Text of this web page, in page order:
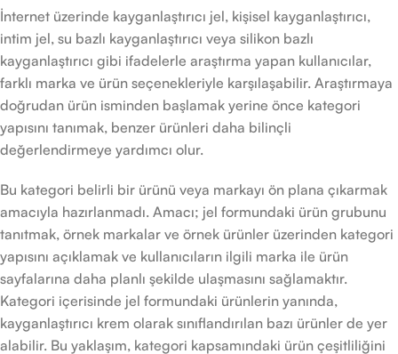
İnternet üzerinde kayganlaştırıcı jel, kişisel kayganlaştırıcı,
intim jel, su bazlı kayganlaştırıcı veya silikon bazlı
kayganlaştırıcı gibi ifadelerle araştırma yapan kullanıcılar,
farklı marka ve ürün seçenekleriyle karşılaşabilir. Araştırmaya
doğrudan ürün isminden başlamak yerine önce kategori
yapısını tanımak, benzer ürünleri daha bilinçli
değerlendirmeye yardımcı olur.
Bu kategori belirli bir ürünü veya markayı ön plana çıkarmak
amacıyla hazırlanmadı. Amacı; jel formundaki ürün grubunu
tanıtmak, örnek markalar ve örnek ürünler üzerinden kategori
yapısını açıklamak ve kullanıcıların ilgili marka ile ürün
sayfalarına daha planlı şekilde ulaşmasını sağlamaktır.
Kategori içerisinde jel formundaki ürünlerin yanında,
kayganlaştırıcı krem olarak sınıflandırılan bazı ürünler de yer
alabilir. Bu yaklaşım, kategori kapsamındaki ürün çeşitliliğini